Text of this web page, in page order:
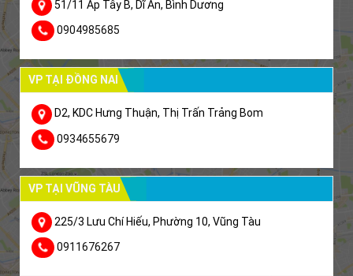
51/11 Ấp Tây B, Dĩ An, Bình Dương
0904985685
VP TẠI ĐỒNG NAI
D2, KDC Hưng Thuận, Thị Trấn Trảng Bom
0934655679
VP TẠI VŨNG TÀU
225/3 Lưu Chí Hiếu, Phường 10, Vũng Tàu
0911676267